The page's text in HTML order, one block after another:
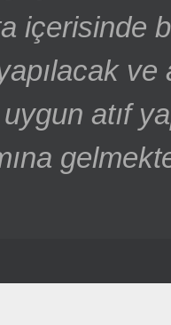
içerisinde
ve
atıf